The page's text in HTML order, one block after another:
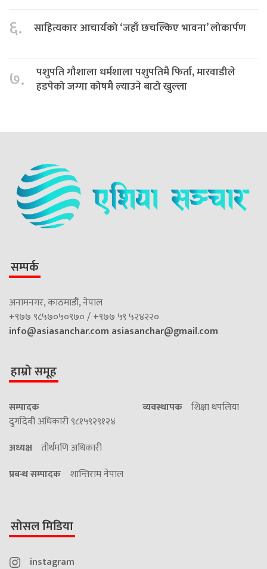
६. साहित्यकार आचार्यको ‘जहाँ छचल्किए भावना’ लोकार्पण
७.
पशुपति गौशाला धर्मशाला पशुपतिमै फिर्ता, मारवाडीले
हडपेको जग्गा कोषमै ल्याउने बाटो खुल्ला
सम्पर्क
अनामनगर, काठमाडौं, नेपाल
+९७७ ९८५७०५०९७० / +९७७ ५९ ५२४२२०
info@asiasanchar.com asiasanchar@gmail.com
हाम्रो समूह
सम्पादक
दुर्गादेवी अधिकारी ९८१५९२९१२४
व्यवस्थापक शिक्षा थपलिया
अध्यक्ष तीर्थमणि अधिकारी
प्रबन्ध सम्पादक शान्तिराम नेपाल
सोसल मिडिया
instagram